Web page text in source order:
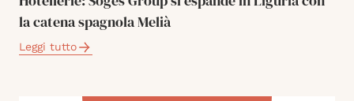
la catena spagnola Melià
Leggi tutto